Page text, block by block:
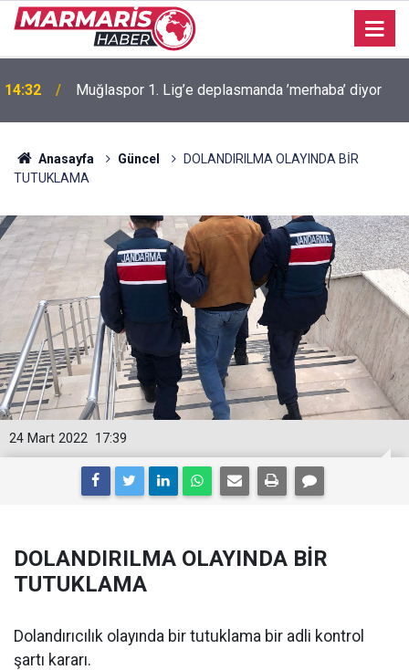
14:32 Muğlaspor 1. Lig’e deplasmanda ’merhaba’ diyor
Anasayfa Güncel
DOLANDIRILMA OLAYINDA BİR
TUTUKLAMA
17:39
24 Mart 2022
DOLANDIRILMA OLAYINDA BİR
TUTUKLAMA
Dolandırıcılık olayında bir tutuklama bir adli kontrol
şartı kararı.